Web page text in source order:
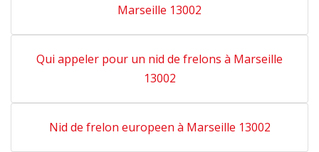
Marseille 13002
Qui appeler pour un nid de frelons à Marseille
13002
Nid de frelon europeen à Marseille 13002